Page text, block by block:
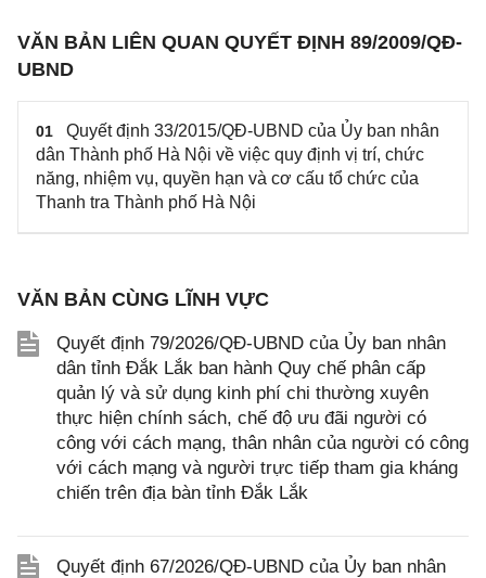
VĂN BẢN LIÊN QUAN QUYẾT ĐỊNH 89/2009/QĐ-
UBND
01
Quyết định 33/2015/QĐ-UBND của Ủy ban nhân
dân Thành phố Hà Nội về việc quy định vị trí, chức
năng, nhiệm vụ, quyền hạn và cơ cấu tổ chức của
Thanh tra Thành phố Hà Nội
VĂN BẢN CÙNG LĨNH VỰC
Quyết định 79/2026/QĐ-UBND của Ủy ban nhân
dân tỉnh Đắk Lắk ban hành Quy chế phân cấp
quản lý và sử dụng kinh phí chi thường xuyên
thực hiện chính sách, chế độ ưu đãi người có
công với cách mạng, thân nhân của người có công
với cách mạng và người trực tiếp tham gia kháng
chiến trên địa bàn tỉnh Đắk Lắk
Quyết định 67/2026/QĐ-UBND của Ủy ban nhân